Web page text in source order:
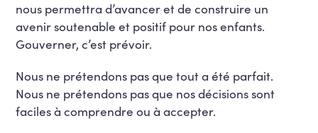
nous permettra d’avancer et de construire un
avenir soutenable et positif pour nos enfants.
Gouverner, c’est prévoir.
Nous ne prétendons pas que tout a été parfait.
Nous ne prétendons pas que nos décisions sont
faciles à comprendre ou à accepter.